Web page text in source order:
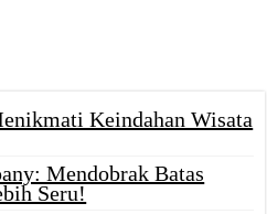
Keindahan Wisata
Mendobrak Batas
Seru!